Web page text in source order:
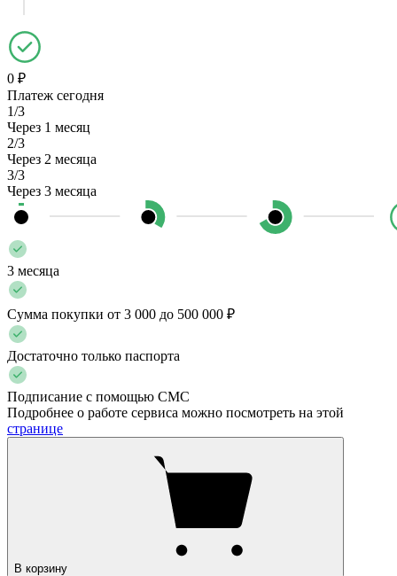
0 ₽
Платеж сегодня
1/3
Через 1 месяц
2/3
Через 2 месяца
3/3
Через 3 месяца
3 месяца
Сумма покупки от 3 000 до 500 000 ₽
Достаточно только паспорта
Подписание с помощью СМС
Подробнее о работе сервиса можно посмотреть на этой
странице
В корзину